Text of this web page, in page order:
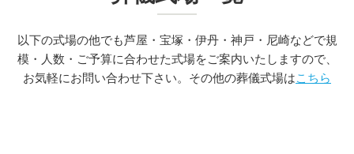
以下の式場の他でも芦屋・宝塚・伊丹・神戸・尼崎などで規
模・人数・ご予算に合わせた式場をご案内いたしますので、
お気軽にお問い合わせ下さい。その他の葬儀式場はこちら